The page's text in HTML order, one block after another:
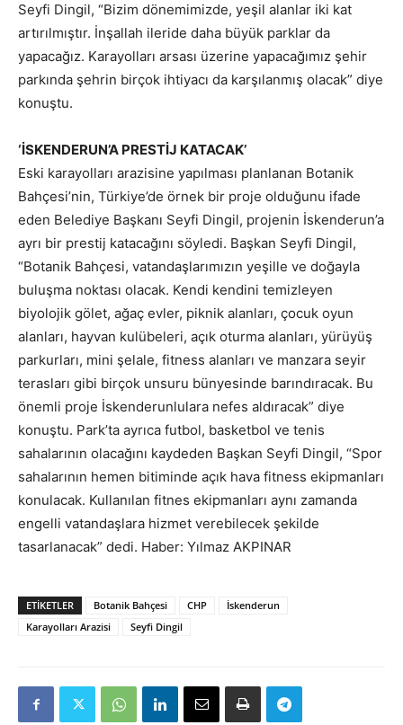
Seyfi Dingil, “Bizim dönemimizde, yeşil alanlar iki kat
artırılmıştır. İnşallah ileride daha büyük parklar da
yapacağız. Karayolları arsası üzerine yapacağımız şehir
parkında şehrin birçok ihtiyacı da karşılanmış olacak” diye
konuştu.
‘İSKENDERUN’A PRESTİJ KATACAK’
Eski karayolları arazisine yapılması planlanan Botanik
Bahçesi’nin, Türkiye’de örnek bir proje olduğunu ifade
eden Belediye Başkanı Seyfi Dingil, projenin İskenderun’a
ayrı bir prestij katacağını söyledi. Başkan Seyfi Dingil,
“Botanik Bahçesi, vatandaşlarımızın yeşille ve doğayla
buluşma noktası olacak. Kendi kendini temizleyen
biyolojik gölet, ağaç evler, piknik alanları, çocuk oyun
alanları, hayvan kulübeleri, açık oturma alanları, yürüyüş
parkurları, mini şelale, fitness alanları ve manzara seyir
terasları gibi birçok unsuru bünyesinde barındıracak. Bu
önemli proje İskenderunlulara nefes aldıracak” diye
konuştu. Park’ta ayrıca futbol, basketbol ve tenis
sahalarının olacağını kaydeden Başkan Seyfi Dingil, “Spor
sahalarının hemen bitiminde açık hava fitness ekipmanları
konulacak. Kullanılan fitnes ekipmanları aynı zamanda
engelli vatandaşlara hizmet verebilecek şekilde
tasarlanacak” dedi. Haber: Yılmaz AKPINAR
ETIKETLER Botanik Bahçesi CHP
İskenderun
Karayolları Arazisi
Seyfi Dingil